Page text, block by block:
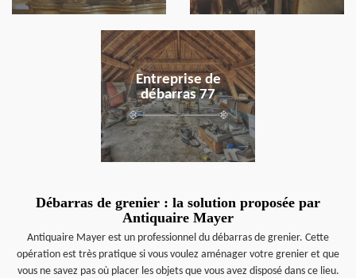
Entreprise de
débarras 77
en savoir plus
Débarras de grenier : la solution proposée par
Antiquaire Mayer
Antiquaire Mayer est un professionnel du débarras de grenier. Cette
opération est très pratique si vous voulez aménager votre grenier et que
vous ne savez pas où placer les objets que vous avez disposé dans ce lieu.